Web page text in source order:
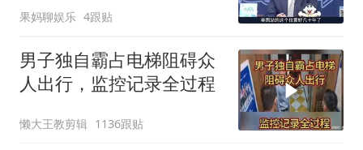
果妈聊娱乐 4跟贴
男子独自霸占电梯阻碍众
人出行，监控记录全过程
懒大王教剪辑 1136跟贴